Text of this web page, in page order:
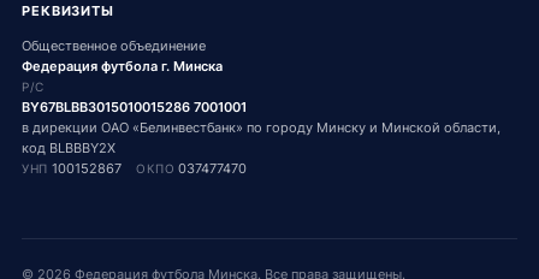
РЕКВИЗИТЫ
Общественное объединение
Федерация футбола г. Минска
Р/С
BY67BLBB3015010015286 7001001
в дирекции ОАО «Белинвестбанк» по городу Минску и Минской области,
код BLBBBY2X
УНП 100152867ОКПО 037477470
© 2026 Федерация футбола Минска. Все права защищены.